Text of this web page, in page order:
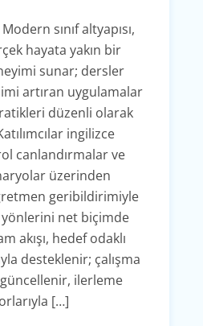
sınıf altyapısı,
hayata yakın bir
sunar; dersler
artıran uygulamalar
düzenli olarak
ingilizce
canlandırmalar ve
üzerinden
geribildirimiyle
yönlerini net biçimde
akışı, hedef odaklı
desteklenir; çalışma
ilerleme
[…]